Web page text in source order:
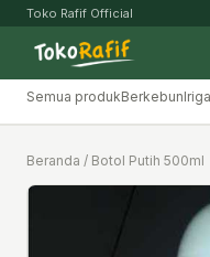
Toko Rafif Official
Semua produkBerkebun
Beranda / Botol Putih 500ml